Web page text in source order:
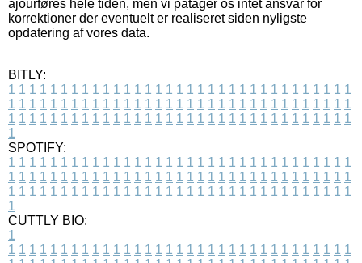
ajourføres hele tiden, men vi påtager os intet ansvar for
korrektioner der eventuelt er realiseret siden nyligste
opdatering af vores data.
BITLY:
1 1 1 1 1 1 1 1 1 1 1 1 1 1 1 1 1 1 1 1 1 1 1 1 1 1 1 1 1 1 1 1 1
1 1 1 1 1 1 1 1 1 1 1 1 1 1 1 1 1 1 1 1 1 1 1 1 1 1 1 1 1 1 1 1 1
1 1 1 1 1 1 1 1 1 1 1 1 1 1 1 1 1 1 1 1 1 1 1 1 1 1 1 1 1 1 1 1 1
1
SPOTIFY:
1 1 1 1 1 1 1 1 1 1 1 1 1 1 1 1 1 1 1 1 1 1 1 1 1 1 1 1 1 1 1 1 1
1 1 1 1 1 1 1 1 1 1 1 1 1 1 1 1 1 1 1 1 1 1 1 1 1 1 1 1 1 1 1 1 1
1 1 1 1 1 1 1 1 1 1 1 1 1 1 1 1 1 1 1 1 1 1 1 1 1 1 1 1 1 1 1 1 1
1
CUTTLY BIO:
1
1 1 1 1 1 1 1 1 1 1 1 1 1 1 1 1 1 1 1 1 1 1 1 1 1 1 1 1 1 1 1 1 1